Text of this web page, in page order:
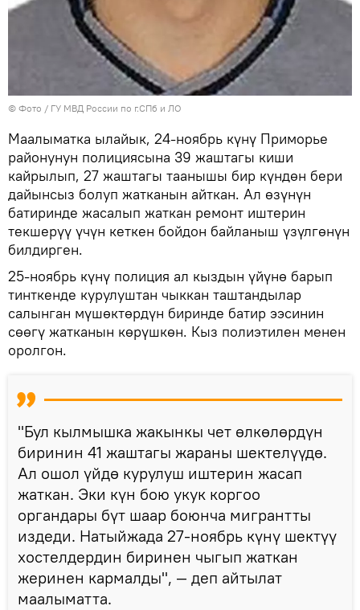
© Фото / ГУ МВД России по г.СПб и ЛО
Маалыматка ылайык, 24-ноябрь күнү Приморье
районунун полициясына 39 жаштагы киши
кайрылып, 27 жаштагы таанышы бир күндөн бери
дайынсыз болуп жатканын айткан. Ал өзүнүн
батиринде жасалып жаткан ремонт иштерин
текшерүү үчүн кеткен бойдон байланыш үзүлгөнүн
билдирген.
25-ноябрь күнү полиция ал кыздын үйүнө барып
тинткенде курулуштан чыккан таштандылар
салынган мүшөктөрдүн биринде батир ээсинин
сөөгү жатканын көрүшкөн. Кыз полиэтилен менен
оролгон.
"Бул кылмышка жакынкы чет өлкөлөрдүн
биринин 41 жаштагы жараны шектелүүдө.
Ал ошол үйдө курулуш иштерин жасап
жаткан. Эки күн бою укук коргоо
органдары бүт шаар боюнча мигрантты
издеди. Натыйжада 27-ноябрь күнү шектүү
хостелдердин биринен чыгып жаткан
жеринен кармалды", — деп айтылат
маалыматта.